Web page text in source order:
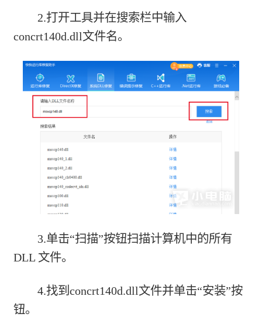
2.打开工具并在搜索栏中输入
concrt140d.dll文件名。
3.单击“扫描”按钮扫描计算机中的所有
DLL 文件。
4.找到concrt140d.dll文件并单击“安装”按
钮。